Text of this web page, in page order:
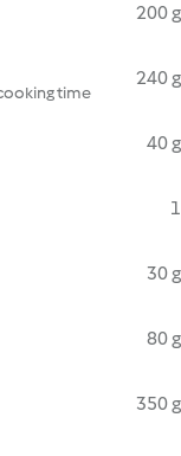
200 g
time
240 g
40 g
1
30 g
80 g
350 g